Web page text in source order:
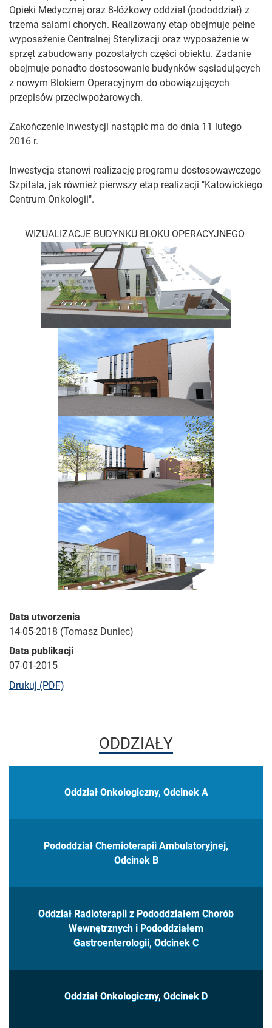
Opieki Medycznej oraz 8-łóżkowy oddział (pododdział) z
trzema salami chorych. Realizowany etap obejmuje pełne
wyposażenie Centralnej Sterylizacji oraz wyposażenie w
sprzęt zabudowany pozostałych części obiektu. Zadanie
obejmuje ponadto dostosowanie budynków sąsiadujących
z nowym Blokiem Operacyjnym do obowiązujących
przepisów przeciwpożarowych.
Zakończenie inwestycji nastąpić ma do dnia 11 lutego
2016 r.
Inwestycja stanowi realizację programu dostosowawczego
Szpitala, jak również pierwszy etap realizacji "Katowickiego
Centrum Onkologii".
WIZUALIZACJE BUDYNKU BLOKU OPERACYJNEGO
Data utworzenia
14-05-2018 (Tomasz Duniec)
Data publikacji
07-01-2015
Drukuj (PDF)
ODDZIAŁY
Oddział Onkologiczny, Odcinek A
Pododdział Chemioterapii Ambulatoryjnej,
Odcinek B
Oddział Radioterapii z Pododdziałem Chorób
Wewnętrznych i Pododdziałem
Gastroenterologii, Odcinek C
Oddział Onkologiczny, Odcinek D